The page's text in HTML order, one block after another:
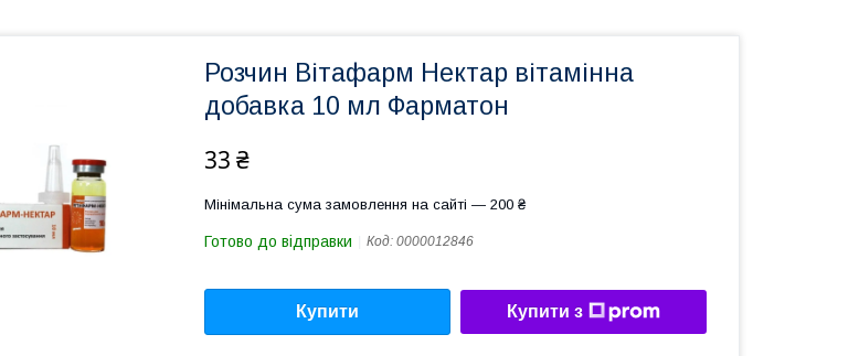
Розчин Вітафарм Нектар вітамінна
добавка 10 мл Фарматон
33 ₴
Мінімальна сума замовлення на сайті — 200 ₴
Готово до відправки Код: 0000012846
Купити Купити з